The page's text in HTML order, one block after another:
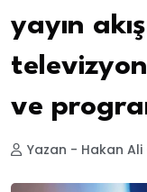
yayın
ve
Yazan - Hakan Ali